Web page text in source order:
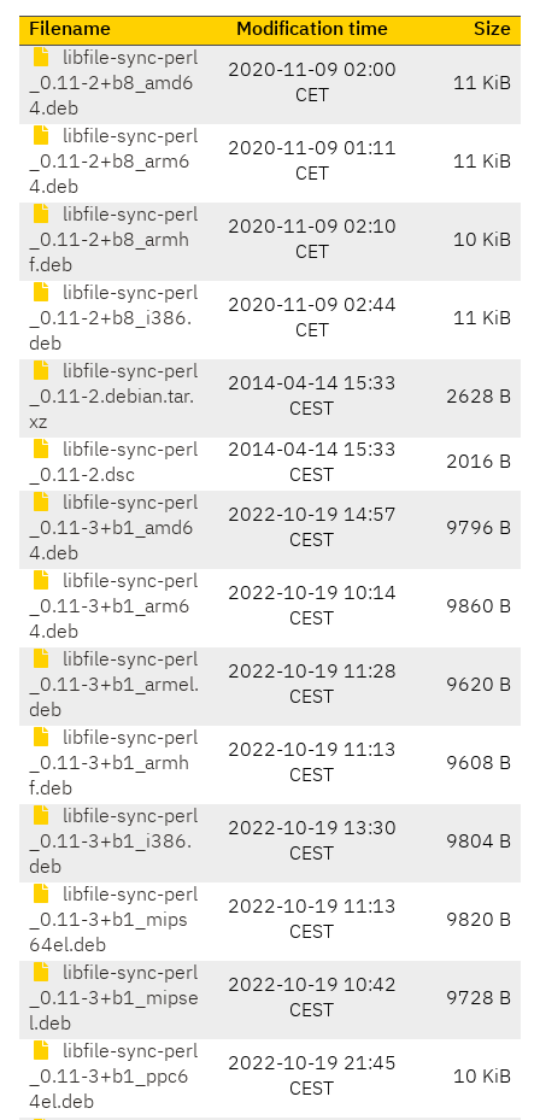
Filename Modification time
Size
libfile-sync-perl
_0.11-2+b8_amd6
4.deb
2020-11-09 02:00
CET
11 KiB
libfile-sync-perl
_0.11-2+b8_arm6
4.deb
2020-11-09 01:11
CET
11 KiB
libfile-sync-perl
_0.11-2+b8_armh
f.deb
2020-11-09 02:10
CET
10 KiB
libfile-sync-perl
_0.11-2+b8_i386.
deb
2020-11-09 02:44
CET
11 KiB
libfile-sync-perl
_0.11-2.debian.tar.
xz
2014-04-14 15:33
CEST
2628 B
libfile-sync-perl
_0.11-2.dsc
2014-04-14 15:33
CEST
2016 B
libfile-sync-perl
_0.11-3+b1_amd6
4.deb
2022-10-19 14:57
CEST
9796 B
libfile-sync-perl
_0.11-3+b1_arm6
4.deb
2022-10-19 10:14
CEST
9860 B
libfile-sync-perl
_0.11-3+b1_armel.
deb
2022-10-19 11:28
CEST
9620 B
libfile-sync-perl
_0.11-3+b1_armh
f.deb
2022-10-19 11:13
CEST
9608 B
libfile-sync-perl
_0.11-3+b1_i386.
deb
2022-10-19 13:30
CEST
9804 B
libfile-sync-perl
_0.11-3+b1_mips
64el.deb
2022-10-19 11:13
CEST
9820 B
libfile-sync-perl
_0.11-3+b1_mipse
l.deb
2022-10-19 10:42
CEST
9728 B
libfile-sync-perl
_0.11-3+b1_ppc6
4el.deb
2022-10-19 21:45
CEST
10 KiB